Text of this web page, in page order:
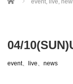
event, live,
04/
event、 live、 news